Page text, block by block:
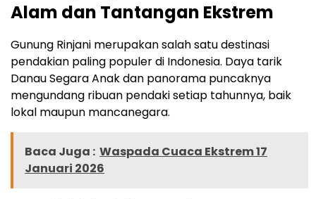
Alam dan Tantangan Ekstrem
Gunung Rinjani merupakan salah satu destinasi
pendakian paling populer di Indonesia. Daya tarik
Danau Segara Anak dan panorama puncaknya
mengundang ribuan pendaki setiap tahunnya, baik
lokal maupun mancanegara.
Baca Juga : Waspada Cuaca Ekstrem 17
Januari 2026